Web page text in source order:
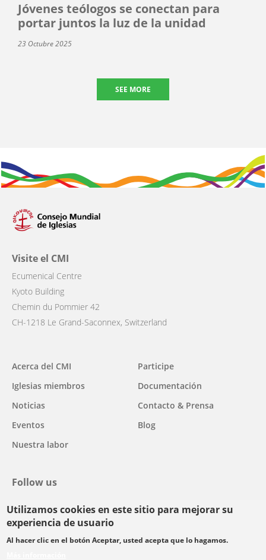
Utilizamos cookies en este sitio para mejorar su
experiencia de usuario
Al hacer clic en el botón Aceptar, usted acepta que lo hagamos.
Jóvenes teólogos se conectan para
portar juntos la luz de la unidad
23 Octubre 2025
SEE MORE
Visite el CMI
Ecumenical Centre
Kyoto Building
Chemin du Pommier 42
CH-1218 Le Grand-Saconnex, Switzerland
Main
navigation
Acerca del CMI
Iglesias miembros
Noticias
Eventos
Nuestra labor
Participe
Documentación
Contacto & Prensa
Blog
Follow us
facebook
twitteryoutubeyoutubeinstagram
Select